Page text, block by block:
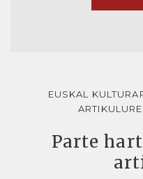
EUSKAL
Parte